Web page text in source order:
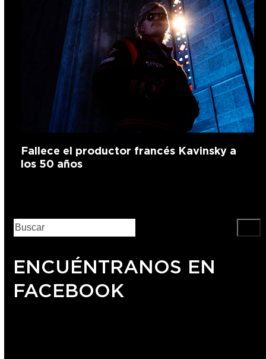
Fallece el productor francés Kavinsky a
los 50 años
ENCUÉNTRANOS EN
FACEBOOK